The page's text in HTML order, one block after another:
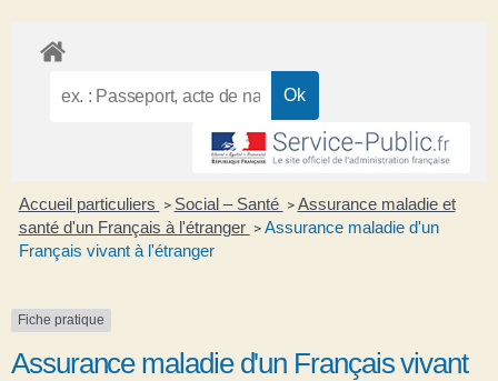
Accueil particuliers > Social – Santé > Assurance maladie et
santé d'un Français à l'étranger > Assurance maladie d'un
Français vivant à l'étranger
Fiche pratique
Assurance maladie d'un Français vivant